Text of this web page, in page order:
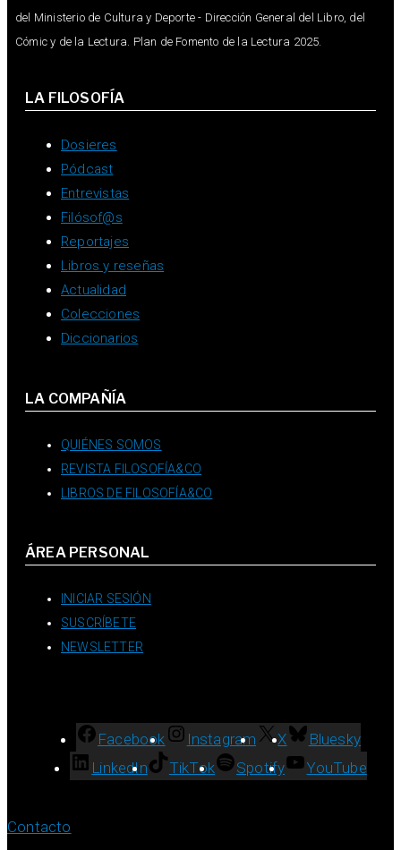
del Ministerio de Cultura y Deporte - Dirección General del Libro, del
Cómic y de la Lectura. Plan de Fomento de la Lectura 2025.
LA FILOSOFÍA
Dosieres
Pódcast
Entrevistas
Filósof@s
Reportajes
Libros y reseñas
Actualidad
Colecciones
Diccionarios
LA COMPAÑÍA
QUIÉNES SOMOS
REVISTA FILOSOFÍA&CO
LIBROS DE FILOSOFÍA&CO
ÁREA PERSONAL
INICIAR SESIÓN
SUSCRÍBETE
NEWSLETTER
Facebook Instagram X
Bluesky
LinkedIn
TikTok Spotify YouTube
Contacto